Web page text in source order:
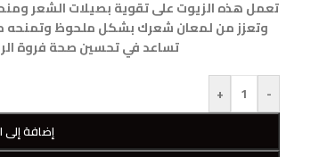
تعمل هذه الزيوت على تقوية بصيلات الشعر
وتعزز من لمعان شعرك بشكل ملحوظ وتمنحه
تساعد في تحسين صحة فروة
-
+
إضافة إلى